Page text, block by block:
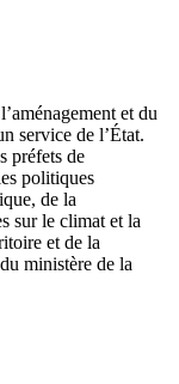
et du
service de l’État.
préfets de
politiques
de la
sur le climat et la
et de la
ministère de la